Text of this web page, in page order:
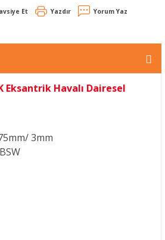
Et Yazdır Yorum Yaz
Eksantrik Havalı Dairesel
3mm